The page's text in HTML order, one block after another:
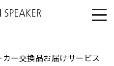
カー交換品お届けサービス